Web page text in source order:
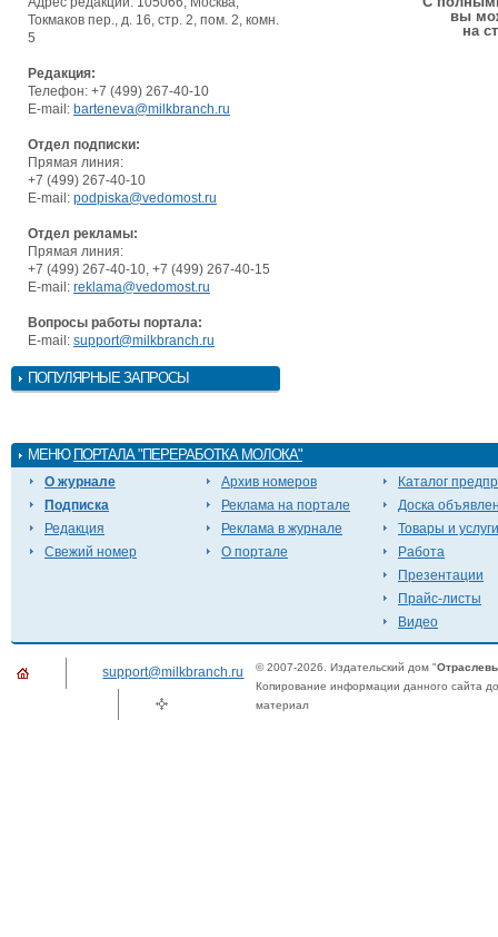
Токмаков пер., д. 16, стр. 2, пом. 2, комн.
5
Редакция:
Телефон: +7 (499) 267-40-10
E-mail: barteneva@milkbranch.ru
Отдел подписки:
Прямая линия:
+7 (499) 267-40-10
E-mail: podpiska@vedomost.ru
Отдел рекламы:
Прямая линия:
+7 (499) 267-40-10, +7 (499) 267-40-15
E-mail: reklama@vedomost.ru
Вопросы работы портала:
E-mail: support@milkbranch.ru
ПОПУЛЯРНЫЕ ЗАПРОСЫ
вы
на
МЕНЮ ПОРТАЛА "ПЕРЕРАБОТКА МОЛОКА"
О журнале
Подписка
Редакция
Свежий номер
Архив номеров
Реклама на портале
Реклама в журнале
О портале
Каталог
Доска
Товары и услуги
Работа
Презентации
Прайс-листы
Видео
support@milkbranch.ru © 2007-2026. Издательский дом "
Копирование информации данного сайта
материал